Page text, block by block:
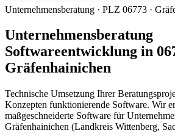
Unternehmensberatung · PLZ 06773 ·
Unternehmensberatung
Softwareentwicklung in
Gräfenhainichen
Technische Umsetzung Ihrer
Konzepten funktionierende Software. Wir
maßgeschneiderte Software für
Gräfenhainichen (Landkreis Wittenberg,